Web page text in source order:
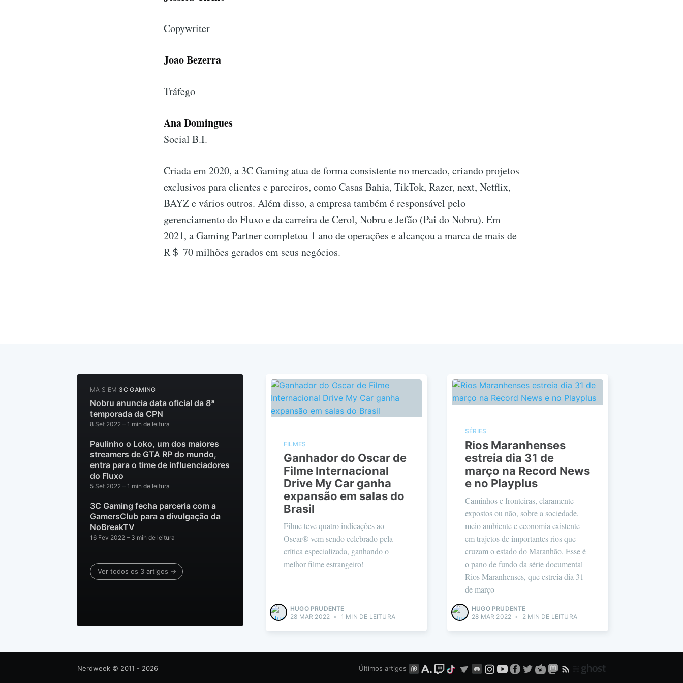
Copywriter
Joao Bezerra
Tráfego
Ana Domingues
Social B.I.
Criada em 2020, a 3C Gaming atua de forma consistente no mercado, criando projetos
exclusivos para clientes e parceiros, como Casas Bahia, TikTok, Razer, next, Netflix,
BAYZ e vários outros. Além disso, a empresa também é responsável pelo
gerenciamento do Fluxo e da carreira de Cerol, Nobru e Jefão (Pai do Nobru). Em
2021, a Gaming Partner completou 1 ano de operações e alcançou a marca de mais de
R＄ 70 milhões gerados em seus negócios.
MAIS EM 3C GAMING
Nobru anuncia data oficial da 8ª
temporada da CPN
8 Set 2022 – 1 min de leitura
Paulinho o Loko, um dos maiores
streamers de GTA RP do mundo,
entra para o time de influenciadores
do Fluxo
5 Set 2022 – 1 min de leitura
3C Gaming fecha parceria com a
GamersClub para a divulgação da
NoBreakTV
16 Fev 2022 – 3 min de leitura
Ver todos os 3 artigos →
FILMES
Ganhador do Oscar de
Filme Internacional
Drive My Car ganha
expansão em salas do
Brasil
Filme teve quatro indicações ao
Oscar® vem sendo celebrado pela
crítica especializada, ganhando o
melhor filme estrangeiro!
HUGO PRUDENTE
28 MAR 2022 • 1 MIN DE LEITURA
SÉRIES
Rios Maranhenses
estreia dia 31 de
março na Record News
e no Playplus
Caminhos e fronteiras, claramente
expostos ou não, sobre a sociedade,
meio ambiente e economia existente
em trajetos de importantes rios que
cruzam o estado do Maranhão. Esse é
o pano de fundo da série documental
Rios Maranhenses, que estreia dia 31
de março
HUGO PRUDENTE
28 MAR 2022 • 2 MIN DE LEITURA
Nerdweek © 2011 - 2026 Últimos artigos